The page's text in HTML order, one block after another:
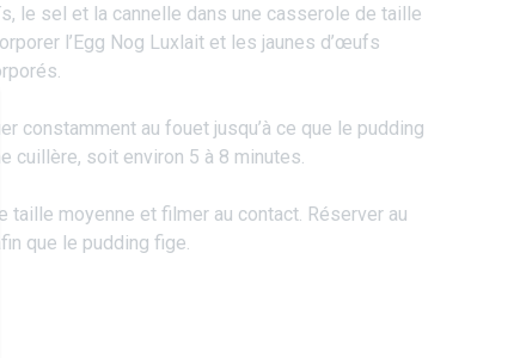
le sel et la cannelle dans une casserole de taille
l’Egg Nog Luxlait et les jaunes d’œufs
constamment au fouet jusqu’à ce que le pudding
cuillère, soit environ 5 à 8 minutes.
taille moyenne et filmer au contact. Réserver au
que le pudding fige.